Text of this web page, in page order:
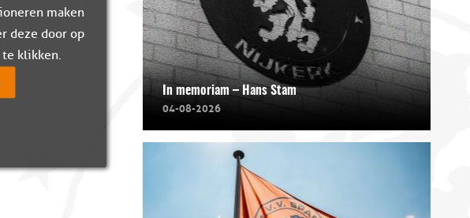
In memoriam – Hans Stam
04-08-2026
maken
deze door op
klikken.